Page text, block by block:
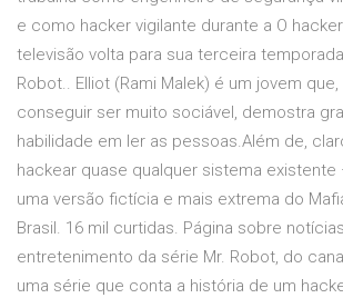
e como hacker vigilante durante a O
televisão volta para sua terceira
Robot.. Elliot (Rami Malek) é um jovem
conseguir ser muito sociável, demostra
habilidade em ler as pessoas.Além de,
hackear quase qualquer sistema
uma versão fictícia e mais extrema do
Brasil. 16 mil curtidas. Página sobre
entretenimento da série Mr. Robot, do
uma série que conta a história de um